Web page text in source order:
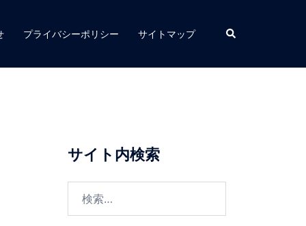
プライバシーポリシー サイトマップ
検
索
サイト内検索